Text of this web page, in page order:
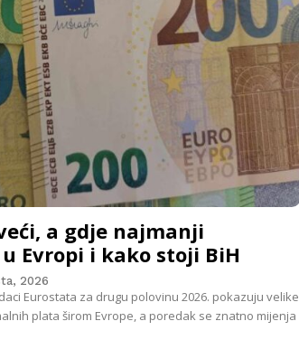
a gdje najmanji
Evropi i kako stoji BiH
2026
Eurostata za drugu polovinu 2026. pokazuju velike
plata širom Evrope, a poredak se znatno mijenja